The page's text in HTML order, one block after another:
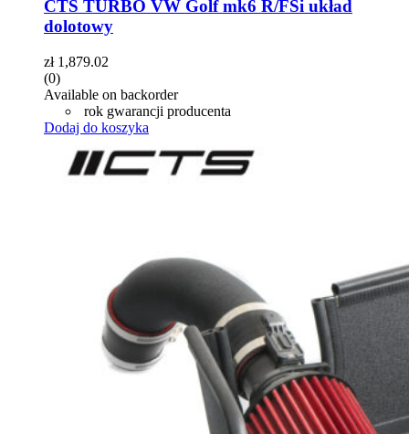
CTS TURBO VW Golf mk6 R/FSi układ
dolotowy
zł1,879.02
(0)
Available on backorder
rok gwarancji producenta
Dodaj do koszyka